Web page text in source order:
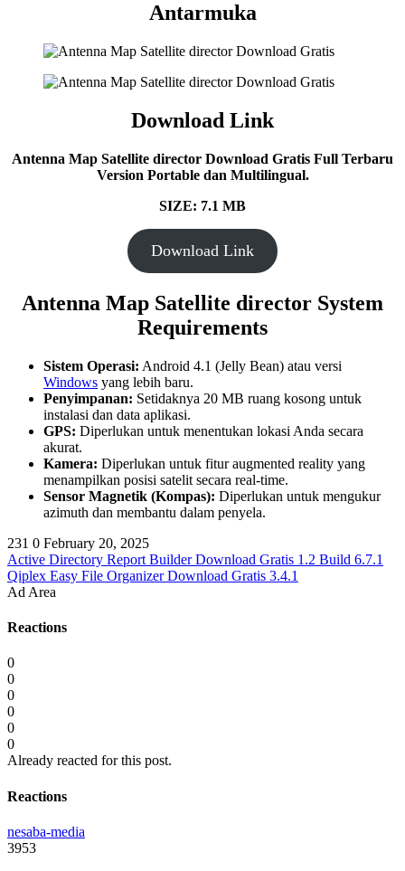
Antarmuka
Download Link
Antenna Map Satellite director Download Gratis Full Terbaru
Version Portable dan Multilingual.
SIZE: 7.1 MB
Download Link
Antenna Map Satellite director System
Requirements
Sistem Operasi: Android 4.1 (Jelly Bean) atau versi
Windows yang lebih baru.
Penyimpanan: Setidaknya 20 MB ruang kosong untuk
instalasi dan data aplikasi.
GPS: Diperlukan untuk menentukan lokasi Anda secara
akurat.
Kamera: Diperlukan untuk fitur augmented reality yang
menampilkan posisi satelit secara real-time.
Sensor Magnetik (Kompas): Diperlukan untuk mengukur
azimuth dan membantu dalam penyela.
231 0 February 20, 2025
Active Directory Report Builder Download Gratis 1.2 Build 6.7.1
Qiplex Easy File Organizer Download Gratis 3.4.1
Ad Area
Reactions
0
0
0
0
0
0
Already reacted for this post.
Reactions
nesaba-media
3953